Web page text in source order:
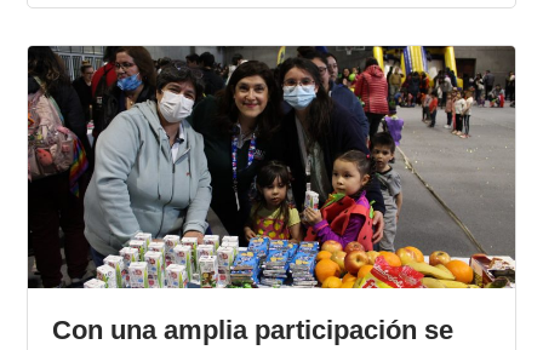
Con una amplia participación se